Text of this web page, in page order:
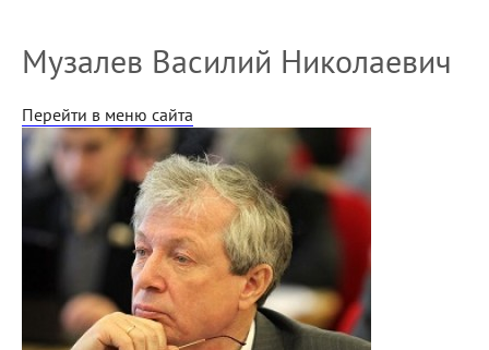
Музалев Василий Николаевич
Перейти в меню сайта